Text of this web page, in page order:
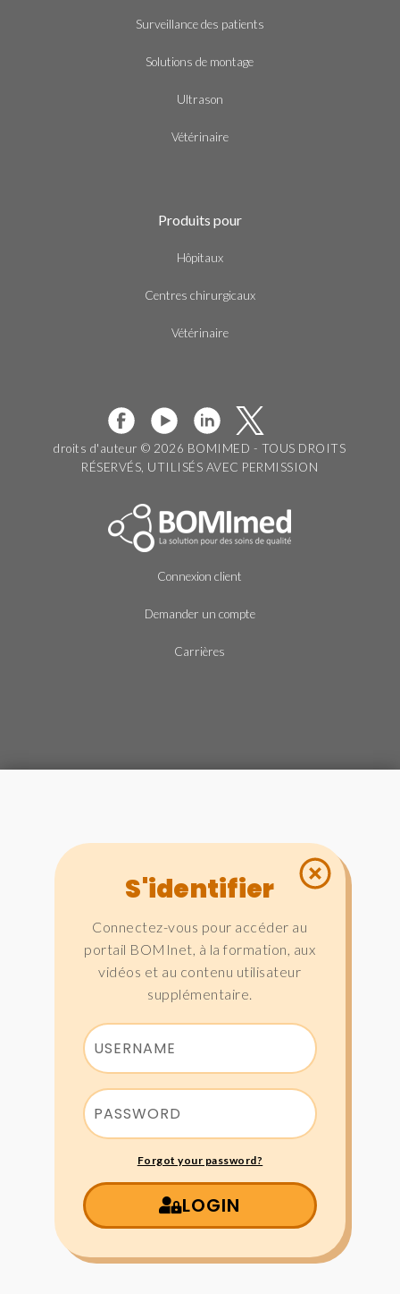
Surveillance des patients
Solutions de montage
Ultrason
Vétérinaire
Produits pour
Hôpitaux
Centres chirurgicaux
Vétérinaire
droits d'auteur © 2026 BOMIMED - TOUS DROITS
RÉSERVÉS, UTILISÉS AVEC PERMISSION
Connexion client
Demander un compte
Carrières
S'identifier
Connectez-vous pour accéder au
portail BOMInet, à la formation, aux
vidéos et au contenu utilisateur
supplémentaire.
Forgot your password?
LOGIN